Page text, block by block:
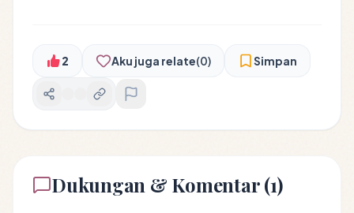
2 Aku juga relate(0) Simpan
Dukungan & Komentar (1)